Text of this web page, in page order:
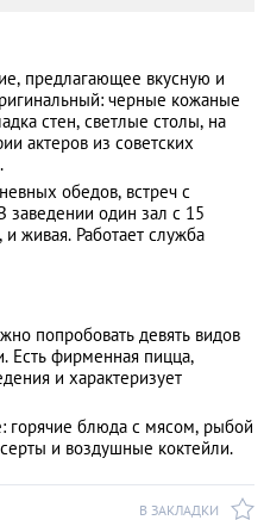
предлагающее вкусную и
черные кожаные
стен, светлые столы, на
актеров из советских
обедов, встреч с
заведении один зал с 15
живая. Работает служба
попробовать девять видов
Есть фирменная пицца,
и характеризует
блюда с мясом, рыбой
и воздушные коктейли.
В ЗАКЛАДКИ